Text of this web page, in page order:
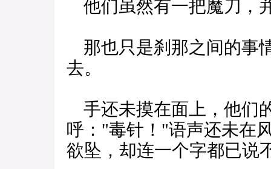
他们虽然有一把魔刀，
那也只是刹那之间的事
去。
手还未摸在面上，他们
呼："毒针！"语声还未在
欲坠，却连一个字都已说